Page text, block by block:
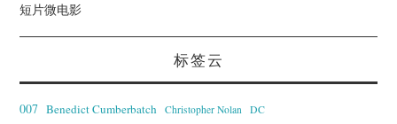
短片微电影
标签云
007 Benedict Cumberbatch Christopher Nolan DC